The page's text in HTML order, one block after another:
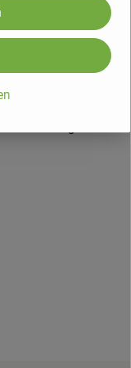
die einzige
Problemen von
immer
Leben ist unser